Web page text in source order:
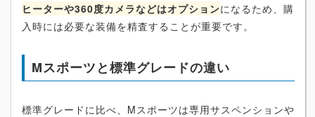
ヒーターや360度カメラなどはオプションになるため、購
入時には必要な装備を精査することが重要です。
Mスポーツと標準グレードの違い
標準グレードに比べ、Mスポーツは専用サスペンションや